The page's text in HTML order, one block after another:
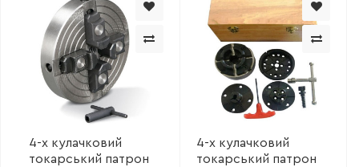
4-х кулачковий
токарський патрон
4-х кулачковий
токарський патрон